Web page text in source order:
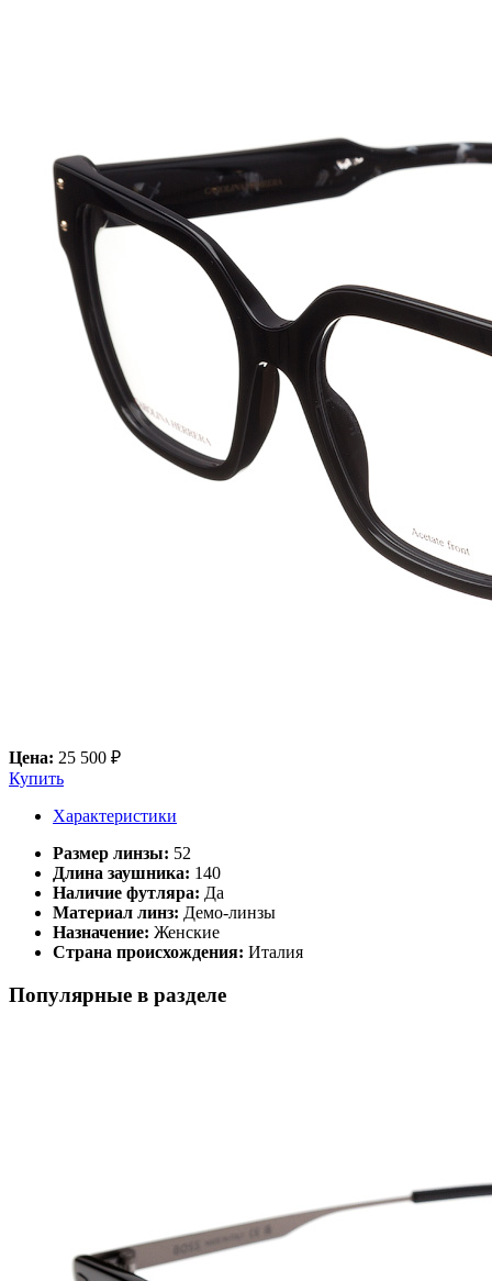
Цена: 25 500 ₽
Купить
Характеристики
Размер линзы: 52
Длина заушника: 140
Наличие футляра: Да
Материал линз: Демо-линзы
Назначение: Женские
Страна происхождения: Италия
Популярные в разделе